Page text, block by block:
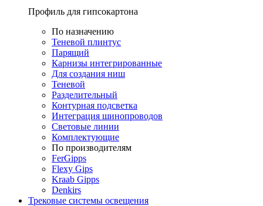
Профиль для гипсокартона
По назначению
Теневой плинтус
Парящий
Карнизы интегрированные
Для создания ниш
Теневой
Разделительный
Контурная подсветка
Интеграция шинопроводов
Световые линии
Комплектующие
По производителям
FerGipps
Flexy Gips
Kraab Gipps
Denkirs
Трековые системы освещения